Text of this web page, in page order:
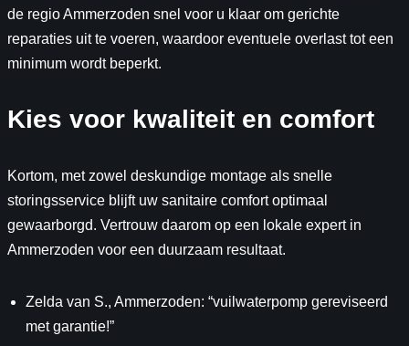
de regio Ammerzoden snel voor u klaar om gerichte
reparaties uit te voeren, waardoor eventuele overlast tot een
minimum wordt beperkt.
Kies voor kwaliteit en comfort
Kortom, met zowel deskundige montage als snelle
storingsservice blijft uw sanitaire comfort optimaal
gewaarborgd. Vertrouw daarom op een lokale expert in
Ammerzoden voor een duurzaam resultaat.
Zelda van S., Ammerzoden: “vuilwaterpomp gereviseerd
met garantie!”